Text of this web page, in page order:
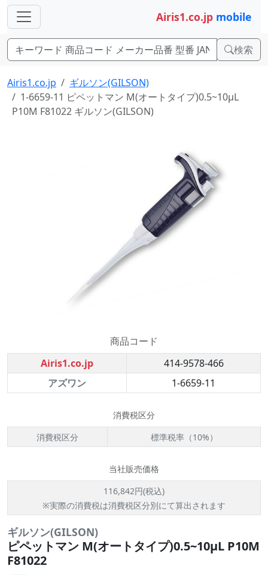
Airis1.co.jp mobile
検索
Airis1.co.jp
ギルソン(GILSON)
1-6659-11 ピペットマン M(オートタイプ)0.5~10μL
P10M F81022 ギルソン(GILSON)
商品コード
Airis1.co.jp
414-9578-466
アズワン
1-6659-11
消費税区分
消費税区分
標準税率（10%）
当社販売価格
116,842円(税込)
※実際の消費税は消費税区分別にて算出されます
ギルソン(GILSON)
ピペットマン M(オートタイプ)0.5~10μL P10M
F81022